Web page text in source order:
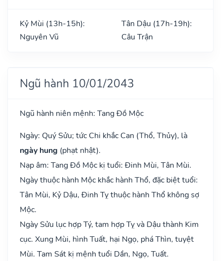
Kỷ Mùi (13h-15h):
Nguyên Vũ
Tân Dậu (17h-19h):
Câu Trận
Ngũ hành 10/01/2043
Ngũ hành niên mệnh: Tang Đồ Mộc
Ngày: Quý Sửu; tức Chi khắc Can (Thổ, Thủy), là
ngày hung (phạt nhật).
Nạp âm: Tang Đồ Mộc kị tuổi: Đinh Mùi, Tân Mùi.
Ngày thuộc hành Mộc khắc hành Thổ, đặc biệt tuổi:
Tân Mùi, Kỷ Dậu, Đinh Tỵ thuộc hành Thổ không sợ
Mộc.
Ngày Sửu lục hợp Tý, tam hợp Tỵ và Dậu thành Kim
cục. Xung Mùi, hình Tuất, hại Ngọ, phá Thìn, tuyệt
Mùi. Tam Sát kị mệnh tuổi Dần, Ngọ, Tuất.